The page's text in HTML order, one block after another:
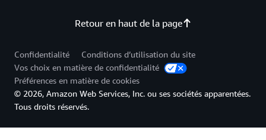
Retour en haut de la page
Confidentialité
Conditions d’utilisation du site
Vos choix en matière de confidentialité
Préférences en matière de cookies
© 2026, Amazon Web Services, Inc. ou ses sociétés apparentées.
Tous droits réservés.